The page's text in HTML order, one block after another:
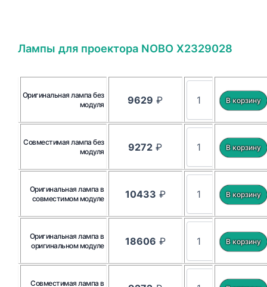
Лампы для проектора NOBO X2329028
Оригинальная лампа без
модуля
9629 ₽
Совместимая лампа без
модуля
9272 ₽
Оригинальная лампа в
совместимом модуле
10433 ₽
Оригинальная лампа в
оригинальном модуле
18606 ₽
Совместимая лампа в